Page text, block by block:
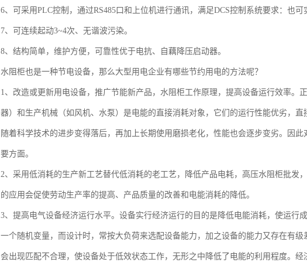
6、可采用PLC控制，通过RS485口和上位机进行通讯，满足DCS控制系统要求：也可
7、可连续起动3~4次、无谐波污染。
8、结构简单，维护方便，可靠性优于电抗、自藕降压启动器。
水阻柜也是一种节电设备，那么大型用电企业有哪些节约用电的方法呢？
1、改造或更新用电设备，推广节能新产品，水阻柜工作原理，提高设备运行效率。
器）和生产机械（如风机、水泵）是电能的直接消耗对象，它们的运行性能优劣，
随着科学技术的进步变得落后，再加上长期使用磨损老化，性能也会逐步变劣。因
要方面。
2、采用低消耗的生产新工艺替代低消耗的老工艺，降低产品电耗，高压水阻柜批发
的应用会促使劳动生产率的提高、产品质量的改善和电能消耗的降低。
3、提高电气设备经济运行水平。设备实行经济运行的目的是降低电能消耗，使运行
一个随机变量，而设计时，常按大负荷来选配设备能力，加之设备的能力又存在有
会出现匹配不合理，使设备处于低效状态工作，无形之中降低了电能的利用程度。